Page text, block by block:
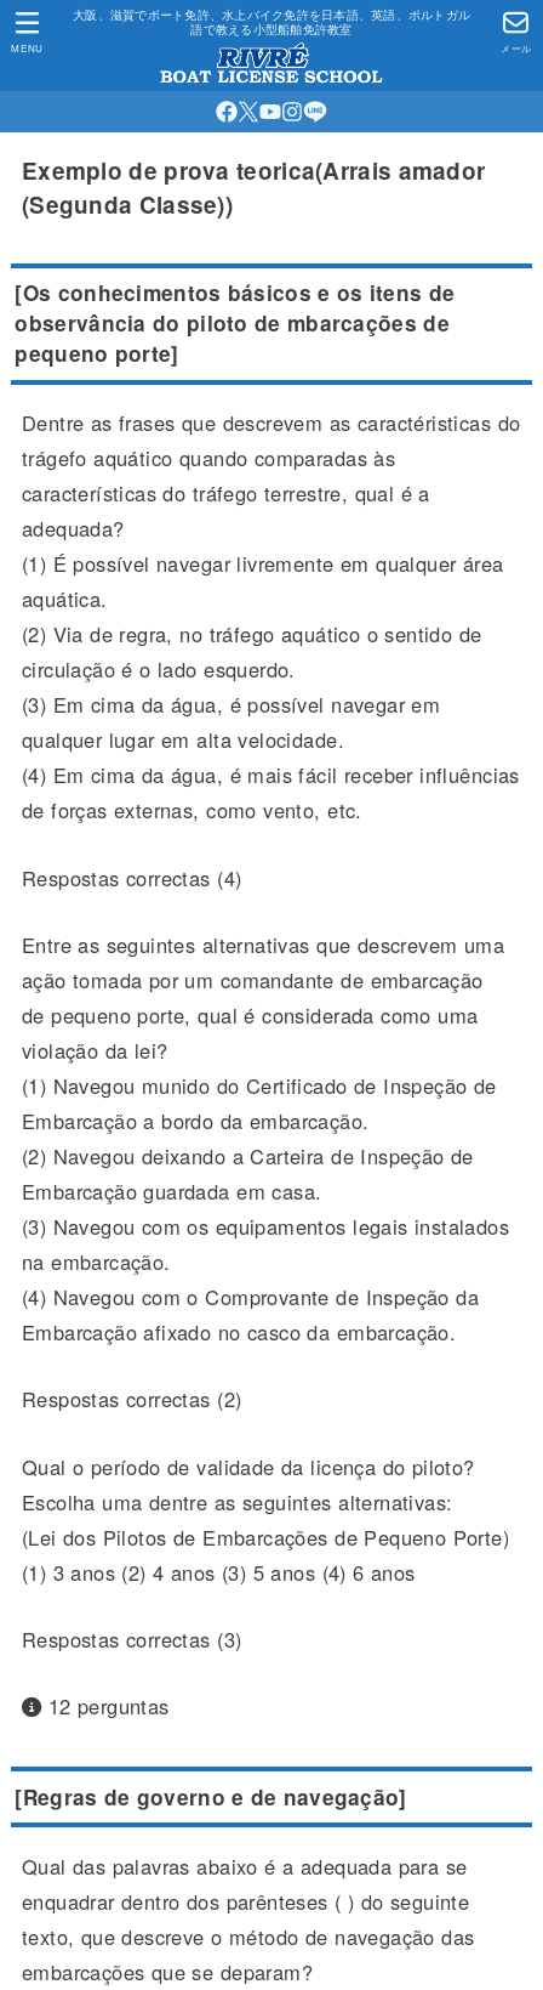
大阪、滋賀でボート免許、水上バイク免許を日本語、英語、ポルトガル
語で教える小型船舶免許教室
メール
MENU
Exemplo de prova teorica(Arrais amador
(Segunda Classe))
[Os conhecimentos básicos e os itens de
observância do piloto de mbarcações de
pequeno porte]
Dentre as frases que descrevem as caractéristicas do
trágefo aquático quando comparadas às
características do tráfego terrestre, qual é a
adequada?
(1) É possível navegar livremente em qualquer área
aquática.
(2) Via de regra, no tráfego aquático o sentido de
circulação é o lado esquerdo.
(3) Em cima da água, é possível navegar em
qualquer lugar em alta velocidade.
(4) Em cima da água, é mais fácil receber influências
de forças externas, como vento, etc.
Respostas correctas (4)
Entre as seguintes alternativas que descrevem uma
ação tomada por um comandante de embarcação
de pequeno porte, qual é considerada como uma
violação da lei?
(1) Navegou munido do Certificado de Inspeção de
Embarcação a bordo da embarcação.
(2) Navegou deixando a Carteira de Inspeção de
Embarcação guardada em casa.
(3) Navegou com os equipamentos legais instalados
na embarcação.
(4) Navegou com o Comprovante de Inspeção da
Embarcação afixado no casco da embarcação.
Respostas correctas (2)
Qual o período de validade da licença do piloto?
Escolha uma dentre as seguintes alternativas:
(Lei dos Pilotos de Embarcações de Pequeno Porte)
(1) 3 anos (2) 4 anos (3) 5 anos (4) 6 anos
Respostas correctas (3)
12 perguntas
[Regras de governo e de navegação]
Qual das palavras abaixo é a adequada para se
enquadrar dentro dos parênteses ( ) do seguinte
texto, que descreve o método de navegação das
embarcações que se deparam?